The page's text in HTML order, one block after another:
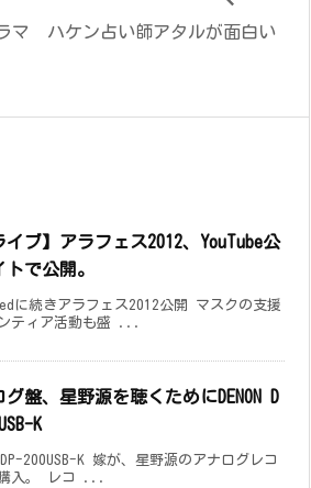
マ ハケン占い師アタルが面白い
イブ】アラフェス2012、YouTube公
で公開。
続きアラフェス2012公開 マスクの支援
ティア活動も盛 ...
グ盤、星野源を聴くためにDENON D
K
DP-200USB-K 嫁が、星野源のアナログレコ
入。 レコ ...